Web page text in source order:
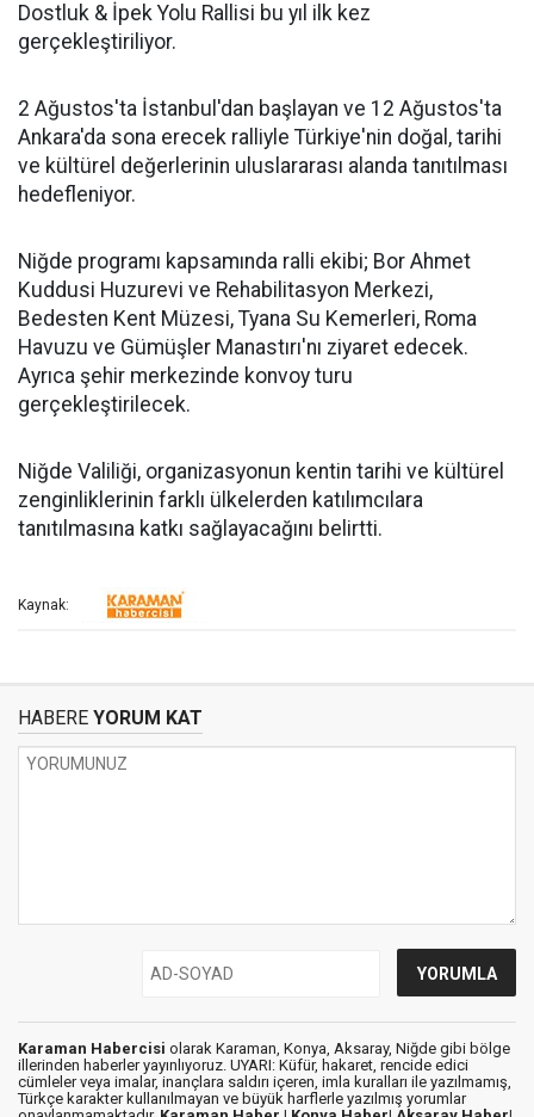
Dostluk & İpek Yolu Rallisi bu yıl ilk kez
gerçekleştiriliyor.
2 Ağustos'ta İstanbul'dan başlayan ve 12 Ağustos'ta
Ankara'da sona erecek ralliyle Türkiye'nin doğal, tarihi
ve kültürel değerlerinin uluslararası alanda tanıtılması
hedefleniyor.
Niğde programı kapsamında ralli ekibi; Bor Ahmet
Kuddusi Huzurevi ve Rehabilitasyon Merkezi,
Bedesten Kent Müzesi, Tyana Su Kemerleri, Roma
Havuzu ve Gümüşler Manastırı'nı ziyaret edecek.
Ayrıca şehir merkezinde konvoy turu
gerçekleştirilecek.
Niğde Valiliği, organizasyonun kentin tarihi ve kültürel
zenginliklerinin farklı ülkelerden katılımcılara
tanıtılmasına katkı sağlayacağını belirtti.
Kaynak:
HABERE YORUM KAT
Karaman Habercisi olarak Karaman, Konya, Aksaray, Niğde gibi bölge
illerinden haberler yayınlıyoruz. UYARI: Küfür, hakaret, rencide edici
cümleler veya imalar, inançlara saldırı içeren, imla kuralları ile yazılmamış,
Türkçe karakter kullanılmayan ve büyük harflerle yazılmış yorumlar